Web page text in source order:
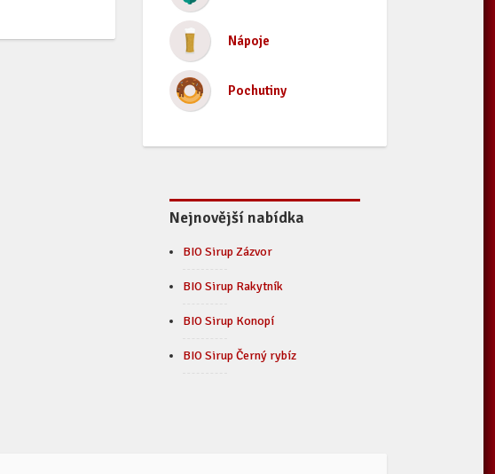
Nápoje
Pochutiny
Nejnovější nabídka
BIO Sirup Zázvor
BIO Sirup Rakytník
BIO Sirup Konopí
BIO Sirup Černý rybíz